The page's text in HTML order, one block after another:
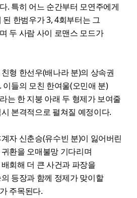
. 특히 어느 순간부터 모연주에게
한범우가 3, 4회부터는 그
두 사람 사이 로맨스 모드가
형 한선우(배나라 분)의 상속권
들의 모친 한여울(오민애 분)
는 한 지붕 아래 두 형제가 보여줄
본격적으로 펼쳐질 예정이다.
자 신춘승(유수빈 분)이 잃어버린
환을 오매불망 기다리며
회해 더 큰 사건과 파장을
등장과 함께 정제가 맞이할
주목된다.